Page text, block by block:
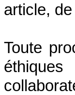
article,
Toute